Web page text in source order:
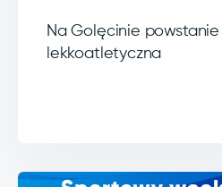
Na Golęcinie
lekkoatletyczna